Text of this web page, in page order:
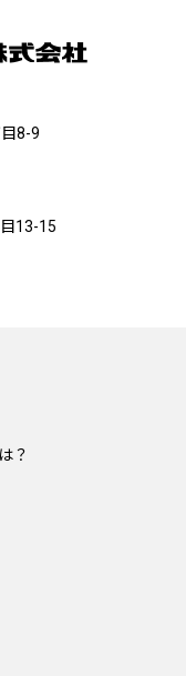
8-9
13-15
？